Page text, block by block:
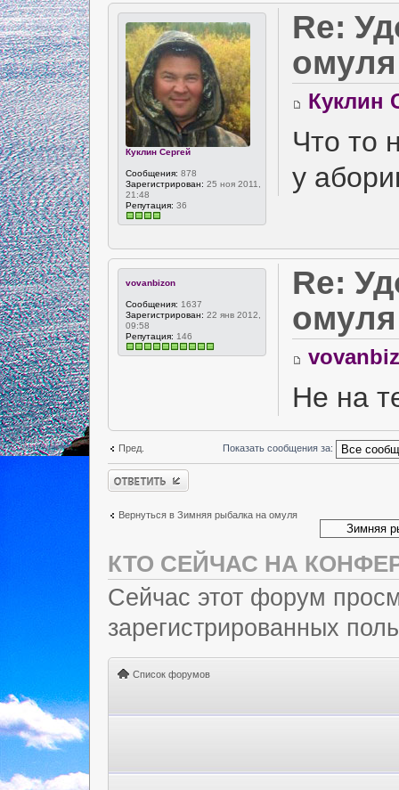
Куклин Сергей
Сообщения: 878
Зарегистрирован: 25 ноя 2011,
21:48
Репутация: 36
Re:
омуля
Куклин
Что то
у
vovanbizon
Сообщения: 1637
Зарегистрирован: 22 янв 2012,
09:58
Репутация: 146
Re:
омуля
Не на
Пред. Показать сообщения за:
Ответить
Вернуться в Зимняя рыбалка на омуля
КТО СЕЙЧАС НА
Сейчас этот форум
зарегистрированных
Список форумов